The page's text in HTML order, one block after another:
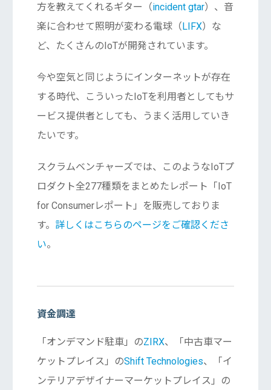
方を教えてくれるギター（incident gtar）、音
楽に合わせて照明が変わる電球（LIFX）な
ど、たくさんのIoTが開発されています。
今や空気と同じようにインターネットが存在
する時代、こういったIoTを利用者としてもサ
ービス提供者としても、うまく活用していき
たいです。
スクラムベンチャーズでは、このようなIoTプ
ロダクト全277種類をまとめたレポート「IoT
for Consumerレポート」を販売しておりま
す。 詳しくはこちらのページをご確認くださ
い。
資金調達
「オンデマンド駐車」のZIRX、「中古車マー
ケットプレイス」のShift Technologies、「イ
ンテリアデザイナーマーケットプレイス」の